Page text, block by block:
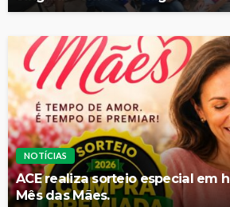
NOTÍCIAS
ACE realiza sorteio especial em
Mês das Mães.